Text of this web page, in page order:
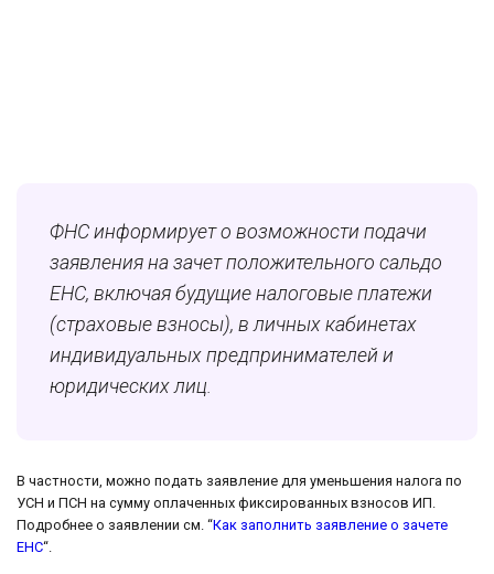
ФНС информирует о возможности подачи
заявления на зачет положительного сальдо
ЕНС, включая будущие налоговые платежи
(страховые взносы), в личных кабинетах
индивидуальных предпринимателей и
юридических лиц.
В частности, можно подать заявление для уменьшения налога по
УСН и ПСН на сумму оплаченных фиксированных взносов ИП.
Подробнее о заявлении см. “Как заполнить заявление о зачете
ЕНС“.